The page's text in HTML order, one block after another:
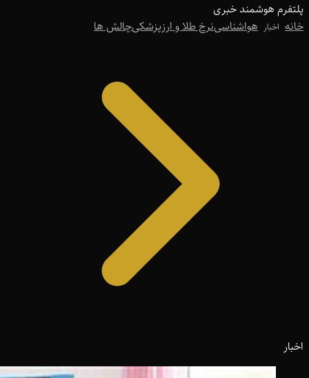
پلتفرم هوشمند خبری
خانه اخبار هواشناسینرخ طلا و ارزپزشکیچالش ها
اخبار